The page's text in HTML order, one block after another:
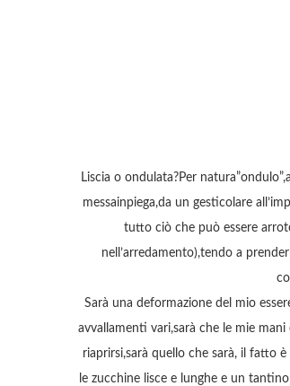
Liscia o ondulata?Per
messainpiega,da un gesticolare
tutto ciò che può essere
nell’arredamento),tendo a
Sarà una deformazione del mio
avvallamenti vari,sarà che le mie
riaprirsi,sarà quello che sarà, il fatto
le zucchine lisce e lunghe e un